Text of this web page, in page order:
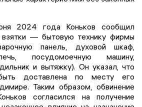
2024 года Коньков сообщил
— бытовую технику фирмы
панель, духовой шкаф,
посудомоечную машину,
и вытяжку). Он указал, что
доставлена по месту его
Таким образом, обвинение
согласился на получение